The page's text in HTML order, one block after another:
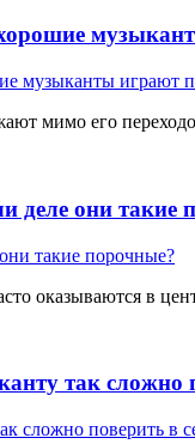
мимо его
деле они такие
оказываются в
так сложно